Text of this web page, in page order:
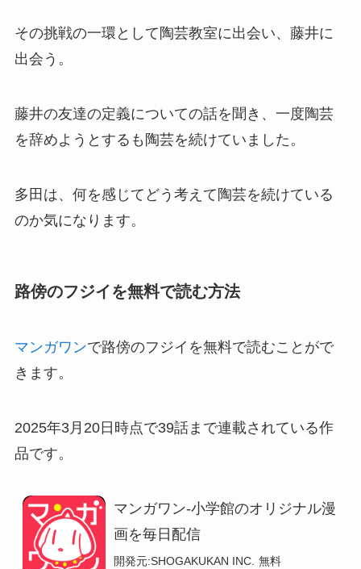
その挑戦の一環として陶芸教室に出会い、藤井に
出会う。
藤井の友達の定義についての話を聞き、一度陶芸
を辞めようとするも陶芸を続けていました。
多田は、何を感じてどう考えて陶芸を続けている
のか気になります。
路傍のフジイを無料で読む方法
マンガワンで路傍のフジイを無料で読むことがで
きます。
2025年3月20日時点で39話まで連載されている作
品です。
マンガワン-小学館のオリジナル漫
画を毎日配信
開発元:SHOGAKUKAN INC. 無料